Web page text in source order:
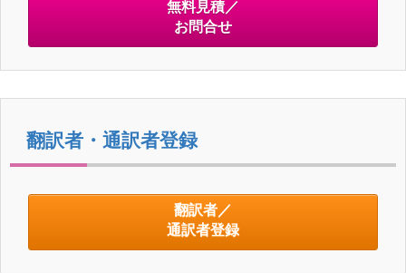
無料見積／
お問合せ
翻訳者・通訳者登録
翻訳者／
通訳者登録